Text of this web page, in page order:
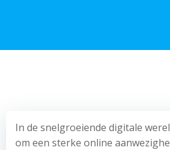
In de snelgroeiende digitale
om een sterke online